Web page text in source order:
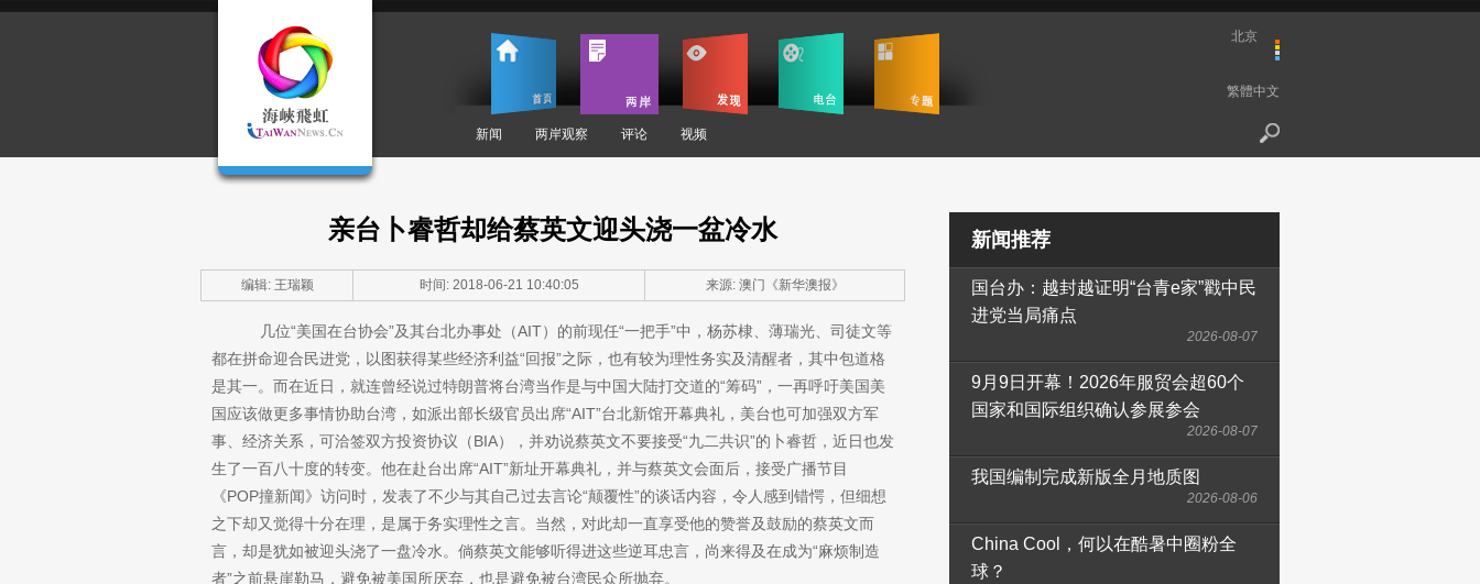
新闻 两岸观察 评论 视频
北京
繁體中文
亲台卜睿哲却给蔡英文迎头浇一盆冷水
编辑: 王瑞颖 时间: 2018-06-21 10:40:05 来源: 澳门《新华澳报》
几位“美国在台协会”及其台北办事处（AIT）的前现任“一把手”中，杨苏棣、薄瑞光、司徒文等
都在拼命迎合民进党，以图获得某些经济利益“回报”之际，也有较为理性务实及清醒者，其中包道格
是其一。而在近日，就连曾经说过特朗普将台湾当作是与中国大陆打交道的“筹码”，一再呼吁美国美
国应该做更多事情协助台湾，如派出部长级官员出席“AIT”台北新馆开幕典礼，美台也可加强双方军
事、经济关系，可洽签双方投资协议（BIA），并劝说蔡英文不要接受“九二共识”的卜睿哲，近日也发
生了一百八十度的转变。他在赴台出席“AIT”新址开幕典礼，并与蔡英文会面后，接受广播节目
《POP撞新闻》访问时，发表了不少与其自己过去言论“颠覆性”的谈话内容，令人感到错愕，但细想
之下却又觉得十分在理，是属于务实理性之言。当然，对此却一直享受他的赞誉及鼓励的蔡英文而
言，却是犹如被迎头浇了一盘冷水。倘蔡英文能够听得进这些逆耳忠言，尚来得及在成为“麻烦制造
者”之前悬崖勒马，避免被美国所厌弃，也是避免被台湾民众所抛弃。
新闻推荐
国台办：越封越证明“台青e家”戳中民
进党当局痛点
2026-08-07
9月9日开幕！2026年服贸会超60个
国家和国际组织确认参展参会
2026-08-07
我国编制完成新版全月地质图
2026-08-06
China Cool，何以在酷暑中圈粉全
球？